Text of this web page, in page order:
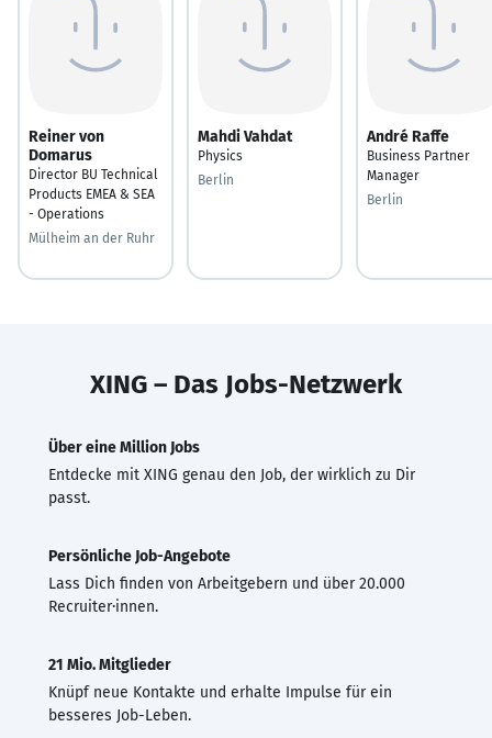
Reiner von
Domarus
Director BU Technical
Products EMEA & SEA
- Operations
Mülheim an der Ruhr
Mahdi Vahdat
Physics
Berlin
André Raffe
Business Partner
Manager
Berlin
XING – Das Jobs-Netzwerk
Über eine Million Jobs
Entdecke mit XING genau den Job, der wirklich zu Dir
passt.
Persönliche Job-Angebote
Lass Dich finden von Arbeitgebern und über 20.000
Recruiter·innen.
21 Mio. Mitglieder
Knüpf neue Kontakte und erhalte Impulse für ein
besseres Job-Leben.